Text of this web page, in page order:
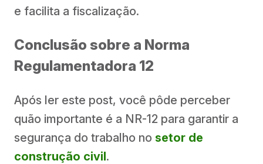
e facilita a fiscalização.
Conclusão sobre a Norma
Regulamentadora 12
Após ler este post, você pôde perceber
quão importante é a NR-12 para garantir a
segurança do trabalho no setor de
construção civil.